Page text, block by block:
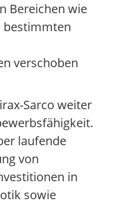
Bereichen wie
bestimmten
verschoben
Sarco weiter
laufende
von
in
sowie